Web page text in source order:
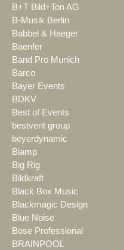
B+T Bild+Ton AG
B-Musik Berlin
Babbel & Haeger
Baenfer
Band Pro Munich
Barco
Bayer Events
BDKV
Best of Events
bestvent group
beyerdynamic
Biamp
Big Rig
Bildkraft
Black Box Music
Blackmagic Design
Blue Noise
Bose Professional
BRAINPOOL